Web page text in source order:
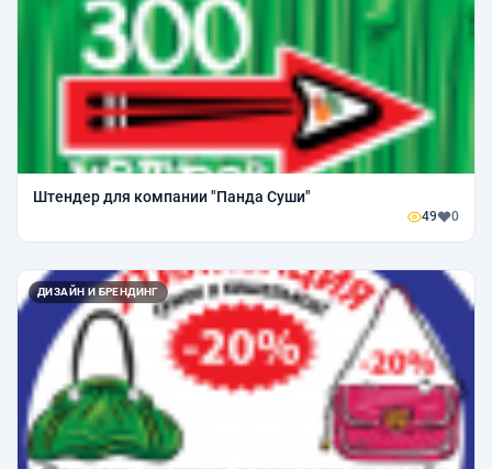
Штендер для компании "Панда Суши"
49 0
ДИЗАЙН И БРЕНДИНГ